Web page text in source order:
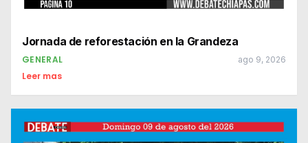
Jornada de reforestación en la Grandeza
GENERAL ago 9, 2026
Leer mas